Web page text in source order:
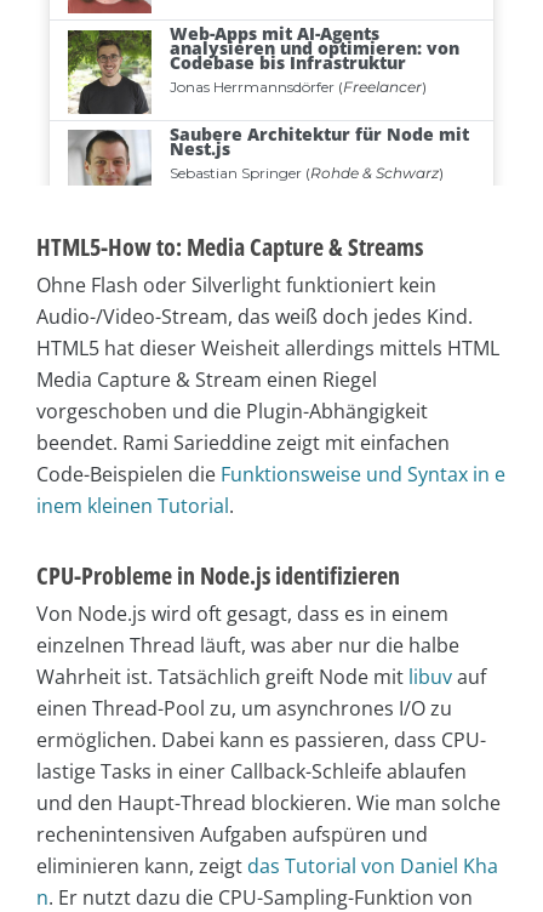
HTML5-How to: Media Capture & Streams
Ohne Flash oder Silverlight funktioniert kein
Audio-/Video-Stream, das weiß doch jedes Kind.
HTML5 hat dieser Weisheit allerdings mittels HTML
Media Capture & Stream einen Riegel
vorgeschoben und die Plugin-Abhängigkeit
beendet. Rami Sarieddine zeigt mit einfachen
Code-Beispielen die Funktionsweise und Syntax in e
inem kleinen Tutorial.
CPU-Probleme in Node.js identifizieren
Von Node.js wird oft gesagt, dass es in einem
einzelnen Thread läuft, was aber nur die halbe
Wahrheit ist. Tatsächlich greift Node mit libuvauf
einen Thread-Pool zu, um asynchrones I/O zu
ermöglichen. Dabei kann es passieren, dass CPU-
lastige Tasks in einer Callback-Schleife ablaufen
und den Haupt-Thread blockieren. Wie man solche
rechenintensiven Aufgaben aufspüren und
eliminieren kann, zeigt das Tutorial von Daniel Kha
n. Er nutzt dazu die CPU-Sampling-Funktion von